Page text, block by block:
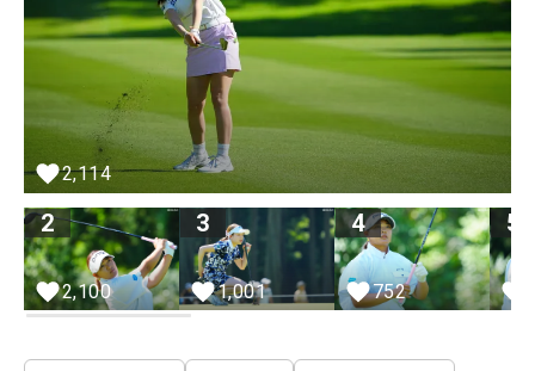
2,114
2
2,100
3
1,001
4
752
5